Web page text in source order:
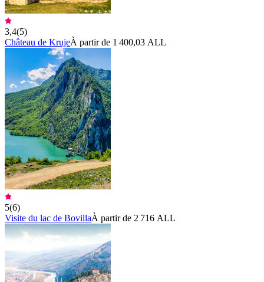
3,4(5)
Château de KrujeÀ partir de 1 400,03 ALL
5(6)
Visite du lac de BovillaÀ partir de 2 716 ALL